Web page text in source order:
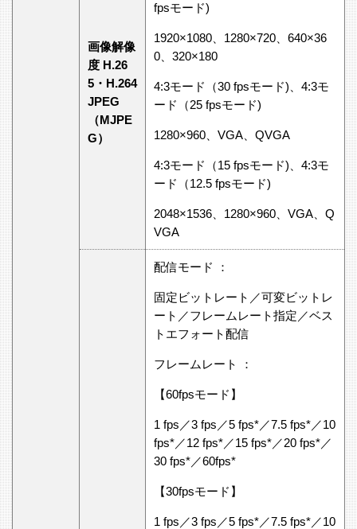
画像解像
度 H.26
5・H.264
JPEG
（MJPE
G）
fpsモード)
1920×1080、1280×720、640×36
0、320×180
4:3モード（30 fpsモード)、4:3モ
ード（25 fpsモード)
1280×960、VGA、QVGA
4:3モード（15 fpsモード)、4:3モ
ード（12.5 fpsモード)
2048×1536、1280×960、VGA、Q
VGA
配信モード ：
固定ビットレート／可変ビットレ
ート／フレームレート指定／ベス
トエフォート配信
フレームレート ：
【60fpsモード】
1 fps／3 fps／5 fps*／7.5 fps*／10
fps*／12 fps*／15 fps*／20 fps*／
30 fps*／60fps*
【30fpsモード】
1 fps／3 fps／5 fps*／7.5 fps*／10